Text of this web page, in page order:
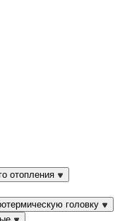
отопления
головку